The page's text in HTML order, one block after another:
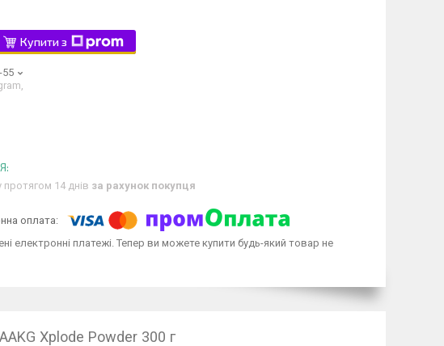
Купити з
55
14 днів за рахунок покупця
електронні платежі. Тепер ви можете купити будь-який товар не
Xplode Powder 300 г